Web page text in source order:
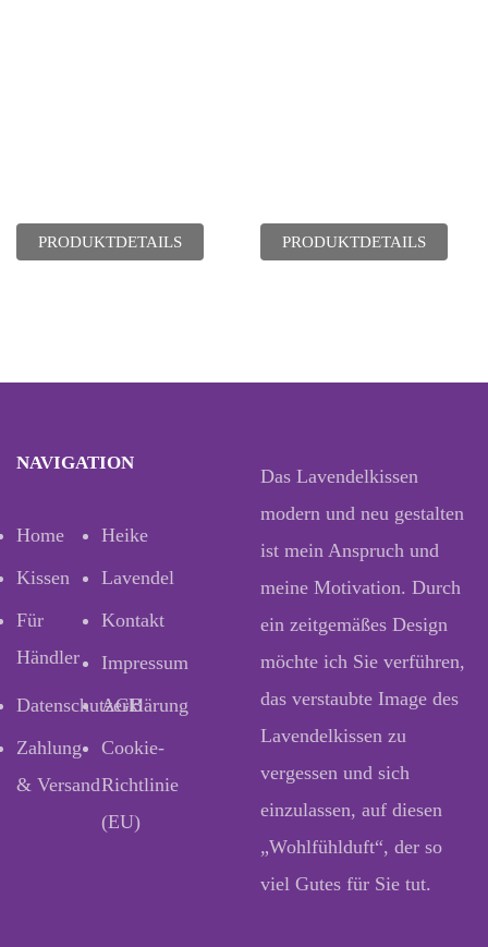
PRODUKTDETAILS PRODUKTDETAILS
NAVIGATION
Home
Heike
Kissen
Lavendel
Für
Händler
Kontakt
Impressum
Datenschutzerklärung
AGB
Zahlung
& Versand
Cookie-
Richtlinie
(EU)
Das Lavendelkissen
modern und neu gestalten
ist mein Anspruch und
meine Motivation. Durch
ein zeitgemäßes Design
möchte ich Sie verführen,
das verstaubte Image des
Lavendelkissen zu
vergessen und sich
einzulassen, auf diesen
„Wohlfühlduft“, der so
viel Gutes für Sie tut.